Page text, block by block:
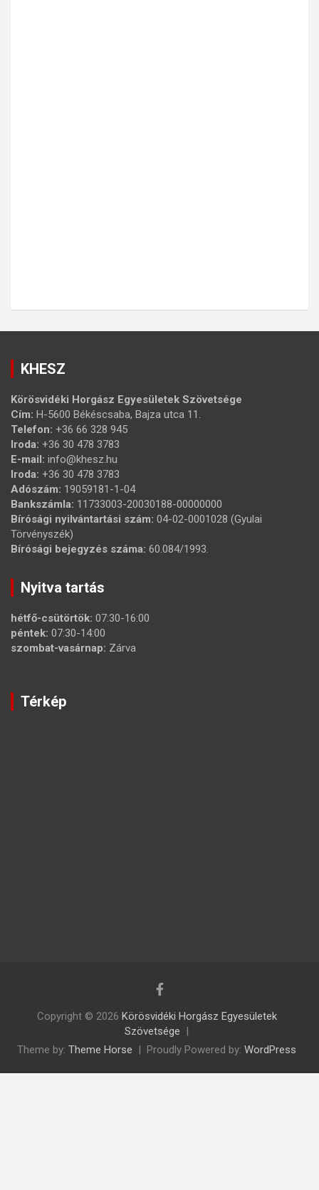
KHESZ
Körösvidéki Horgász Egyesületek Szövetsége
Cím: H-5600 Békéscsaba, Bajza utca 11.
Telefon: +36 66 328 945
Iroda: +36 30 478 3783
E-mail: info@khesz.hu
Iroda: +36 30 478 3783
Adószám: 19059181-1-04
Bankszámla: 11733003-20030188-00000000
Bírósági nyilvántartási szám: 04-02-0001028 (Gyulai
Törvényszék)
Bírósági bejegyzés száma: 60.084/1993.
Nyitva tartás
hétfő-csütörtök: 07:30-16:00
péntek: 07:30-14:00
szombat-vasárnap: Zárva
Térkép
Copyright © 2026 Körösvidéki Horgász Egyesületek
Szövetsége
Theme by: Theme Horse Proudly Powered by: WordPress